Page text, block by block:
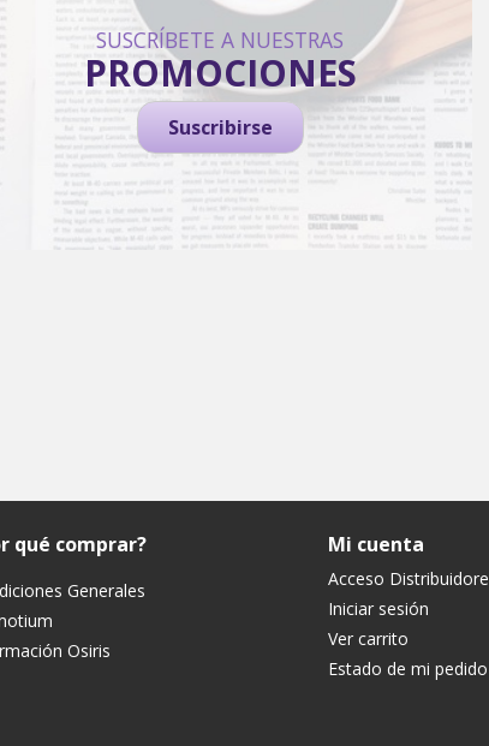
SUSCRÍBETE A NUESTRAS
PROMOCIONES
Suscribirse
qué comprar?
Generales
Osiris
Mi cuenta
Acceso
Iniciar sesión
Ver carrito
Estado de mi pedido